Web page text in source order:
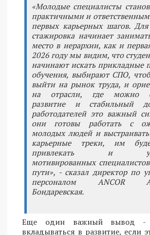
«Молодые специалисты
практичными и
первых карьерных шагов. Для
стажировка начинает
место в иерархии, как и
2026 году мы видим, что
начинают искать прикладные
обучения, выбирают СПО,
выйти на рынок труда, и
на отрасли, где можно
развитие и стабильный
работодателей это важный
они готовы работать с
молодых людей и
карьерные треки, им
привлекать и
мотивированных
пути», - сказал директор по
персоналом ANCOR
Бондаревская.
Еще один важный вывод -
вкладываться в развитие, если